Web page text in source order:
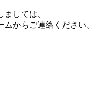
しては、
からご連絡ください。